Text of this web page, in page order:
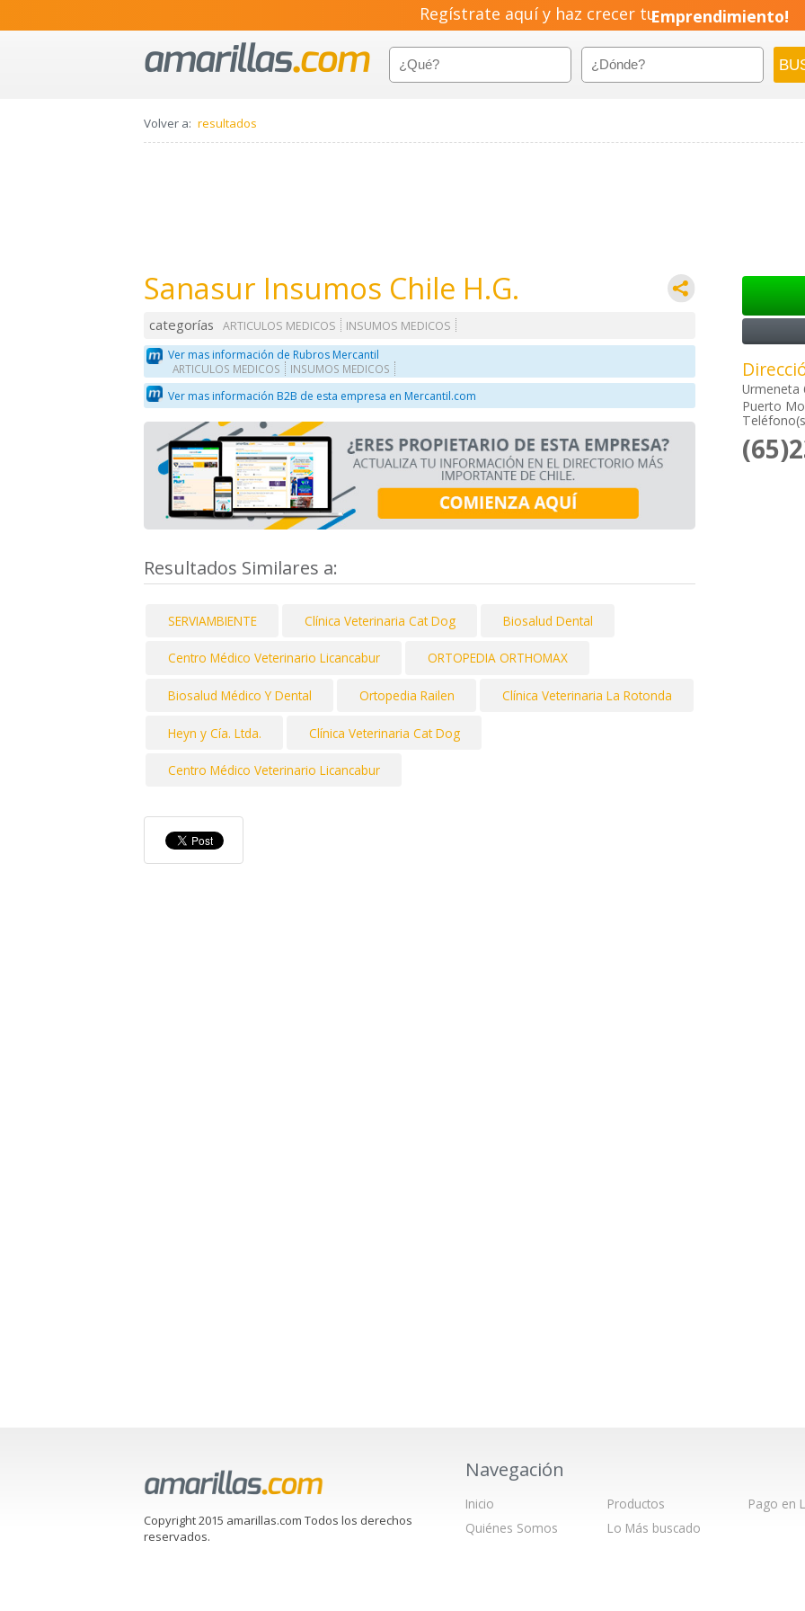
Regístrate aquí y haz crecer tuEmprendimiento!
Volver a: resultados
Sanasur Insumos Chile H.G.
categorías ARTICULOS MEDICOS
INSUMOS MEDICOS
Ver mas información de Rubros Mercantil
ARTICULOS MEDICOS INSUMOS MEDICOS
Ver mas información B2B de esta empresa en Mercantil.com
Resultados Similares a:
SERVIAMBIENTE Clínica Veterinaria Cat Dog Biosalud Dental
Centro Médico Veterinario Licancabur ORTOPEDIA ORTHOMAX
Biosalud Médico Y Dental Ortopedia Railen Clínica Veterinaria La Rotonda
Heyn y Cía. Ltda. Clínica Veterinaria Cat Dog
Centro Médico Veterinario Licancabur
Urmeneta
Puerto
Copyright 2015 amarillas.com Todos los derechos
reservados.
Navegación
Inicio
Quiénes Somos
Productos
Lo Más buscado
Pago en